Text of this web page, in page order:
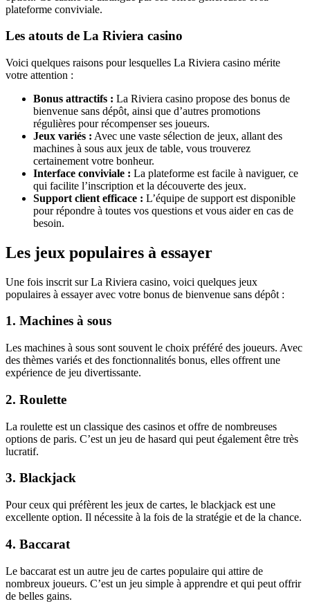
plateforme conviviale.
Les atouts de La Riviera casino
Voici quelques raisons pour lesquelles La Riviera casino mérite
votre attention :
Bonus attractifs : La Riviera casino propose des bonus de
bienvenue sans dépôt, ainsi que d’autres promotions
régulières pour récompenser ses joueurs.
Jeux variés : Avec une vaste sélection de jeux, allant des
machines à sous aux jeux de table, vous trouverez
certainement votre bonheur.
Interface conviviale : La plateforme est facile à naviguer, ce
qui facilite l’inscription et la découverte des jeux.
Support client efficace : L’équipe de support est disponible
pour répondre à toutes vos questions et vous aider en cas de
besoin.
Les jeux populaires à essayer
Une fois inscrit sur La Riviera casino, voici quelques jeux
populaires à essayer avec votre bonus de bienvenue sans dépôt :
1. Machines à sous
Les machines à sous sont souvent le choix préféré des joueurs. Avec
des thèmes variés et des fonctionnalités bonus, elles offrent une
expérience de jeu divertissante.
2. Roulette
La roulette est un classique des casinos et offre de nombreuses
options de paris. C’est un jeu de hasard qui peut également être très
lucratif.
3. Blackjack
Pour ceux qui préfèrent les jeux de cartes, le blackjack est une
excellente option. Il nécessite à la fois de la stratégie et de la chance.
4. Baccarat
Le baccarat est un autre jeu de cartes populaire qui attire de
nombreux joueurs. C’est un jeu simple à apprendre et qui peut offrir
de belles gains.